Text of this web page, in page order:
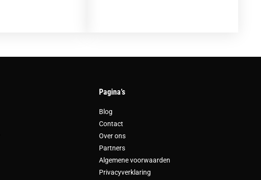
Pagina’s
Blog
Contact
Over ons
Partners
Algemene voorwaarden
Privacyverklaring